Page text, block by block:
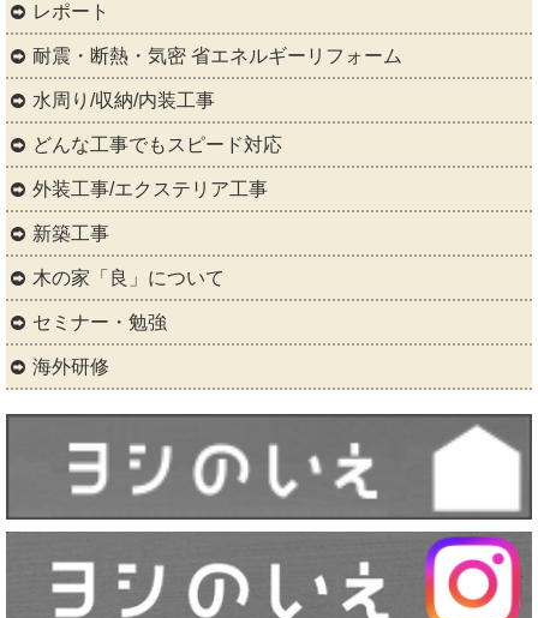
レポート
耐震・断熱・気密 省エネルギーリフォーム
水周り/収納/内装工事
どんな工事でもスピード対応
外装工事/エクステリア工事
新築工事
木の家「良」について
セミナー・勉強
海外研修